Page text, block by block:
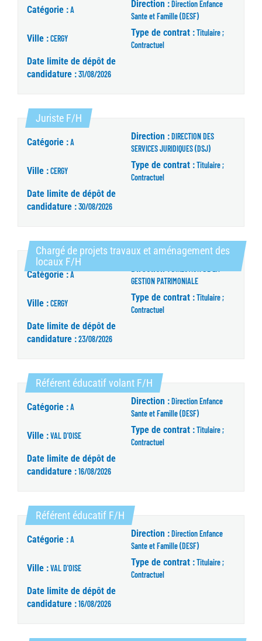
Catégorie :A
Direction :Direction Enfance
Sante et Famille (DESF)
Ville :CERGY
Type de contrat :Titulaire ;
Contractuel
Date limite de dépôt de
candidature :31/08/2026
Juriste F/H (Nouvelle fenêtre)
Catégorie :A
Direction :DIRECTION DES
SERVICES JURIDIQUES (DSJ)
Ville :CERGY
Type de contrat :Titulaire ;
Contractuel
Date limite de dépôt de
candidature :30/08/2026
Chargé de projets travaux et aménagement des
locaux F/H
Catégorie :A
Direction :
GESTION PATRIMONIALE
Ville :CERGY
Type de contrat :Titulaire ;
Contractuel
Date limite de dépôt de
candidature :23/08/2026
Référent éducatif volant F/H (Nouvelle fenêtre)
Catégorie :A
Direction :Direction Enfance
Sante et Famille (DESF)
Ville :VAL D'OISE
Type de contrat :Titulaire ;
Contractuel
Date limite de dépôt de
candidature :16/08/2026
Référent éducatif F/H (Nouvelle fenêtre)
Catégorie :A
Direction :Direction Enfance
Sante et Famille (DESF)
Ville :VAL D'OISE
Type de contrat :Titulaire ;
Contractuel
Date limite de dépôt de
candidature :16/08/2026